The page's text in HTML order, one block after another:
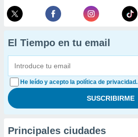
El Tiempo en tu email
He leído y acepto la política de privacidad.
Principales ciudades